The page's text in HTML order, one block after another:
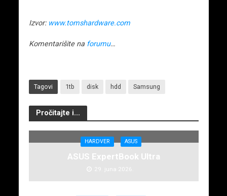
Izvor: www.tomshardware.com
Komentarišite na forumu…
Tagovi 1tb disk hdd Samsung
Pročitajte i...
HARDVER ASUS
ASUS ExpertBook Ultra
29. juna 2026.